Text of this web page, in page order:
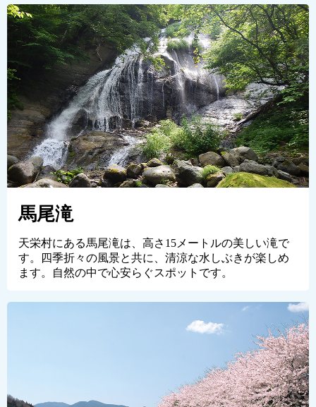
馬尾滝
天栄村にある馬尾滝は、高さ15メートルの美しい滝で
す。四季折々の風景と共に、清涼な水しぶきが楽しめ
ます。自然の中で心安らぐスポットです。